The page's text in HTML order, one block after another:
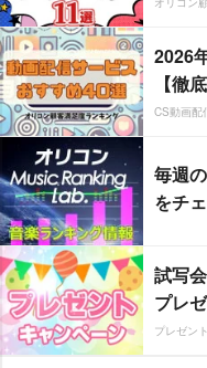
2026
【徹
CS動画配
毎週
をチ
試写
プレ
プレゼン